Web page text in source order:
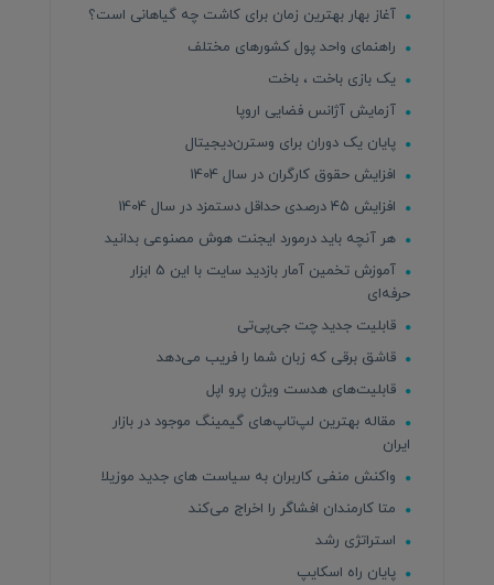
آغاز بهار بهترین زمان برای کاشت چه گیاهانی است؟
راهنمای واحد پول کشورهای مختلف
یک بازی باخت ، باخت
آزمایش آژانس فضایی اروپا
پایان یک دوران برای وسترن‌دیجیتال
افزایش حقوق کارگران در سال 1404
افزایش ۴۵ درصدی حداقل دستمزد در سال 1404
هر آنچه باید درمورد ایجنت هوش مصنوعی بدانید
آموزش تخمین آمار بازدید سایت با این 5 ابزار
حرفه‌ای
قابلیت جدید چت جی‌پی‌تی
قاشق برقی که زبان شما را فریب می‌دهد
قابلیت‌های هدست ویژن پرو اپل
مقاله بهترین لپ‌تاپ‌های گیمینگ موجود در بازار
ایران
واکنش منفی کاربران به سیاست های جدید موزیلا
متا کارمندان افشاگر را اخراج می‌کند
استراتژی رشد
پایان راه اسکایپ